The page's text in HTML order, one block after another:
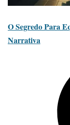
O Segredo Para
Narrativa